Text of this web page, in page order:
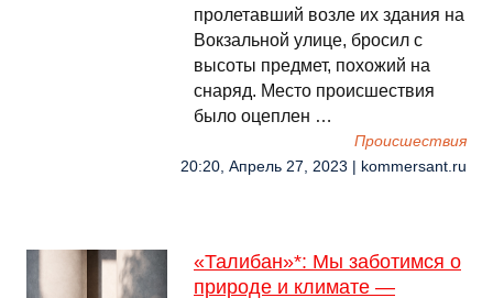
пролетавший возле их здания на
Вокзальной улице, бросил с
высоты предмет, похожий на
снаряд. Место происшествия
было оцеплен …
Происшествия
20:20, Апрель 27, 2023 | kommersant.ru
«Талибан»*: Мы заботимся о
природе и климате —